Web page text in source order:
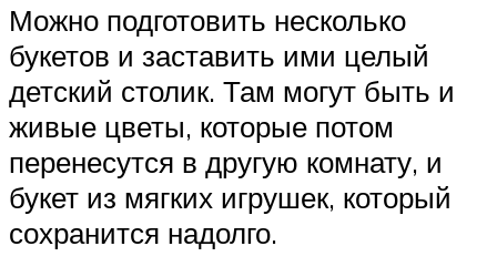
Можно подготовить несколько
букетов и заставить ими целый
детский столик. Там могут быть и
живые цветы, которые потом
перенесутся в другую комнату, и
букет из мягких игрушек, который
сохранится надолго.